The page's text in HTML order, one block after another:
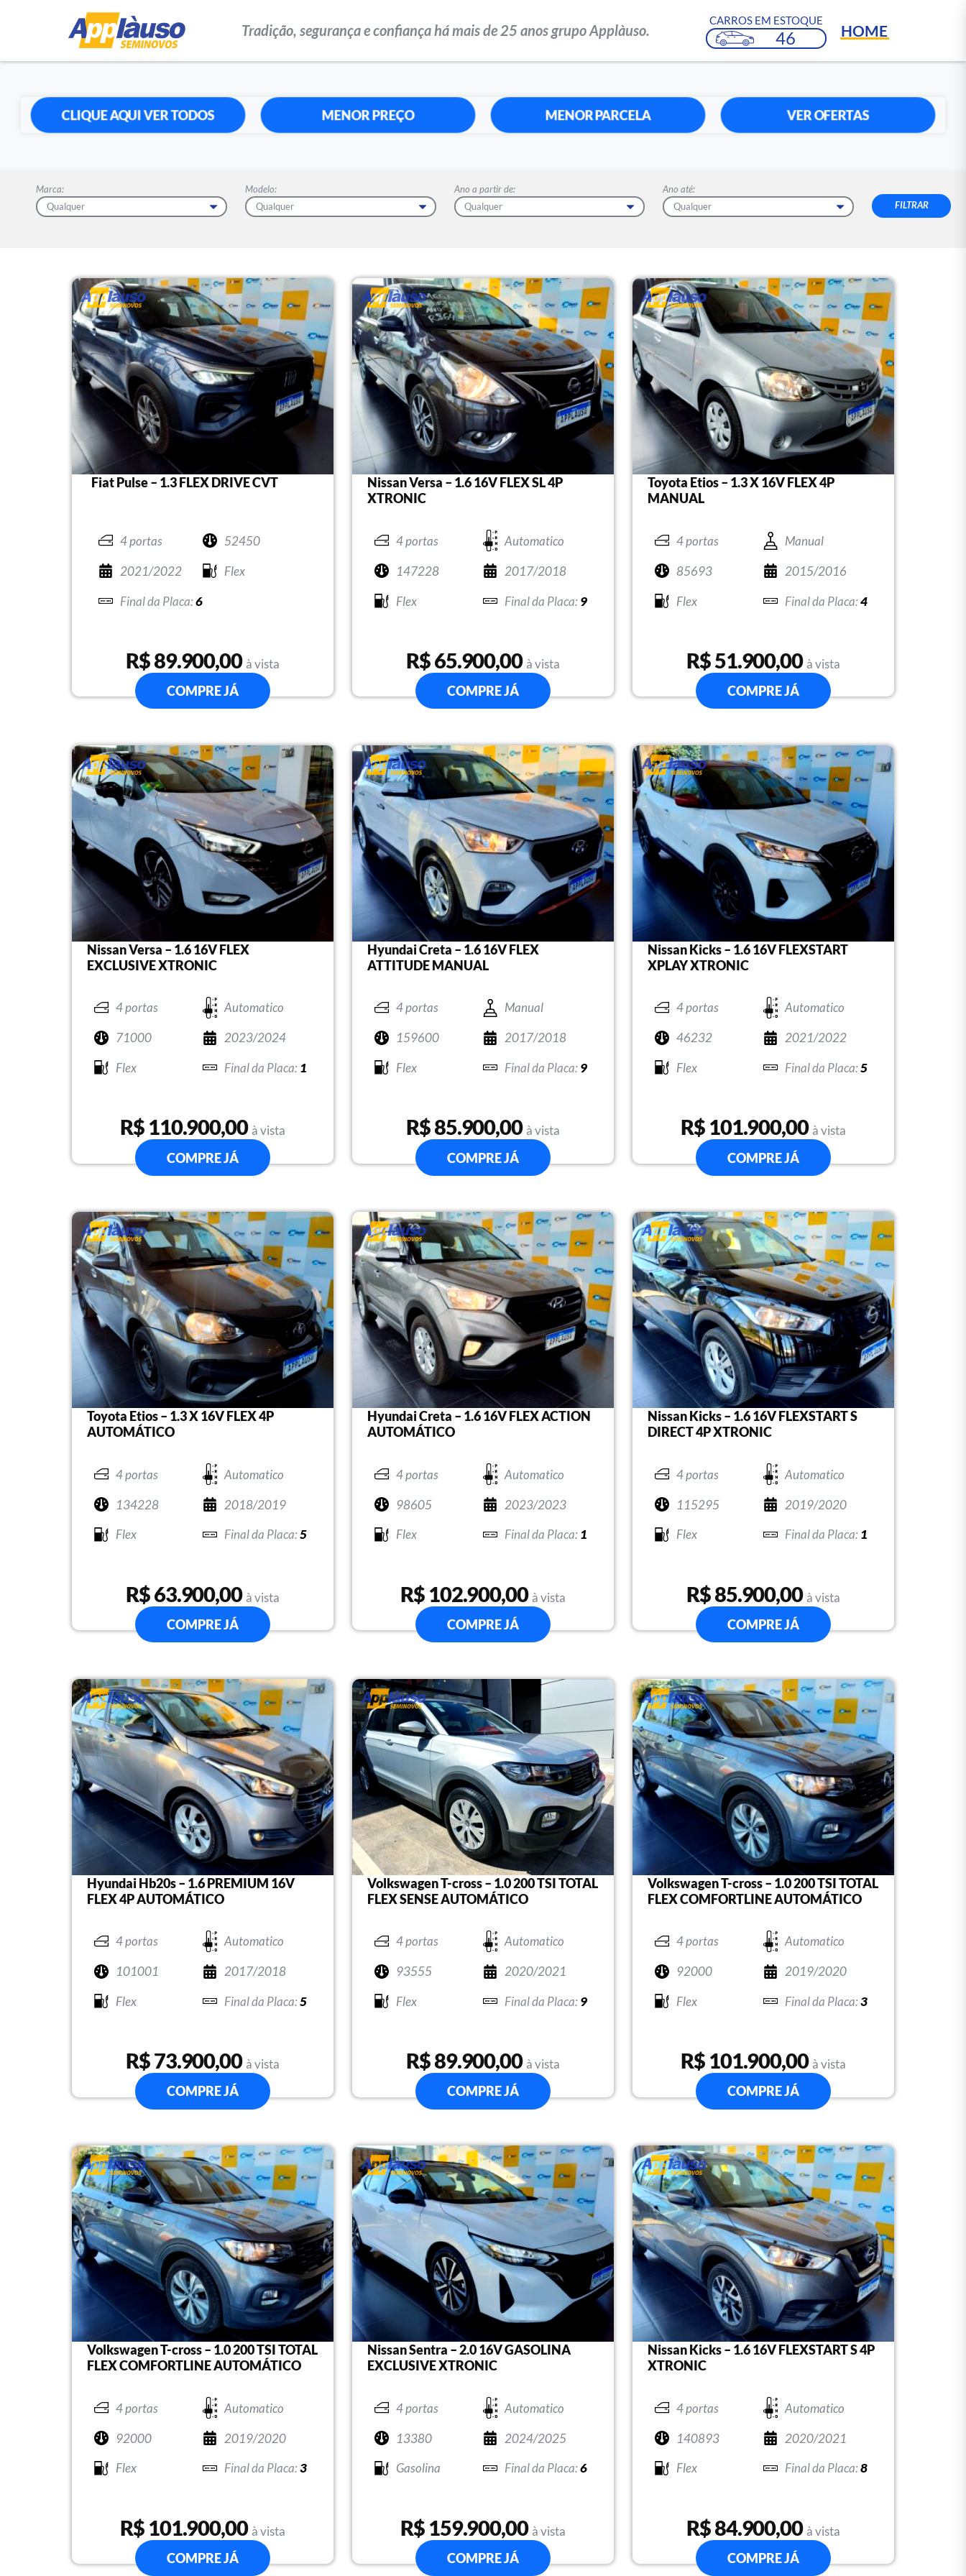
Tradição, segurança e confiança há mais de 25 anos grupo Applàuso.
CARROS EM ESTOQUE
46 HOME
CLIQUE AQUI VER TODOS MENOR PREÇO MENOR PARCELA VER OFERTAS
Marca: Modelo: Ano a partir de: Ano até:
Fiat Pulse – 1.3 FLEX DRIVE CVT
4 portas
52450
2021/2022
Flex
6
R$ 89.900,00 à vista
COMPRE JÁ
Nissan Versa – 1.6 16V FLEX SL 4P
XTRONIC
4 portas
Automatico
147228
2017/2018
Flex
9
R$ 65.900,00 à vista
COMPRE JÁ
Toyota Etios – 1.3 X 16V FLEX 4P
MANUAL
4 portas
Manual
85693
2015/2016
Flex
4
R$ 51.900,00 à vista
COMPRE JÁ
Nissan Versa – 1.6 16V FLEX
EXCLUSIVE XTRONIC
4 portas
Automatico
71000
2023/2024
Flex
1
R$ 110.900,00 à vista
COMPRE JÁ
Hyundai Creta – 1.6 16V FLEX
ATTITUDE MANUAL
4 portas
Manual
159600
2017/2018
Flex
9
R$ 85.900,00 à vista
COMPRE JÁ
Nissan Kicks – 1.6 16V FLEXSTART
XPLAY XTRONIC
4 portas
Automatico
46232
2021/2022
Flex
5
R$ 101.900,00 à vista
COMPRE JÁ
Toyota Etios – 1.3 X 16V FLEX 4P
AUTOMÁTICO
4 portas
Automatico
134228
2018/2019
Flex
5
R$ 63.900,00 à vista
COMPRE JÁ
Hyundai Creta – 1.6 16V FLEX ACTION
AUTOMÁTICO
4 portas
Automatico
98605
2023/2023
Flex
1
R$ 102.900,00 à vista
COMPRE JÁ
Nissan Kicks – 1.6 16V FLEXSTART S
DIRECT 4P XTRONIC
4 portas
Automatico
115295
2019/2020
Flex
1
R$ 85.900,00 à vista
COMPRE JÁ
Hyundai Hb20s – 1.6 PREMIUM 16V
FLEX 4P AUTOMÁTICO
4 portas
Automatico
101001
2017/2018
Flex
5
R$ 73.900,00 à vista
COMPRE JÁ
Volkswagen T-cross – 1.0 200 TSI TOTAL
FLEX SENSE AUTOMÁTICO
4 portas
Automatico
93555
2020/2021
Flex
9
R$ 89.900,00 à vista
COMPRE JÁ
Volkswagen T-cross – 1.0 200 TSI TOTAL
FLEX COMFORTLINE AUTOMÁTICO
4 portas
Automatico
92000
2019/2020
Flex
3
R$ 101.900,00 à vista
COMPRE JÁ
Volkswagen T-cross – 1.0 200 TSI TOTAL
FLEX COMFORTLINE AUTOMÁTICO
4 portas
Automatico
92000
2019/2020
Flex
3
R$ 101.900,00 à vista
COMPRE JÁ
Nissan Sentra – 2.0 16V GASOLINA
EXCLUSIVE XTRONIC
4 portas
Automatico
13380
2024/2025
Gasolina
6
R$ 159.900,00 à vista
COMPRE JÁ
Nissan Kicks – 1.6 16V FLEXSTART S 4P
XTRONIC
4 portas
Automatico
140893
2020/2021
Flex
8
R$ 84.900,00 à vista
COMPRE JÁ